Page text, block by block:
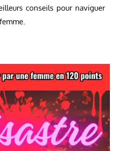
conseils pour naviguer